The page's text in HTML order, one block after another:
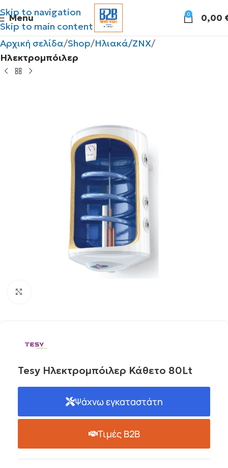
Skip to navigation
Skip to main content
Menu 0 0,00
Αρχική σελίδα Shop Ηλιακά/ΖΝΧ
Ηλεκτρομπόιλερ
Tesy Ηλεκτρομπόιλερ Κάθετο 80Lt
Ψάχνω εγκαταστάτη
Τιμές B2B